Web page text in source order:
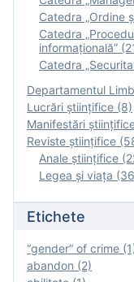
Catedra „Ordine
Catedra
informațională”
Catedra
Departamentul
Lucrări științifice (8)
Manifestări
Reviste ştiinţifice
Anale ştiinţifice
Legea şi viaţa
Etichete
“gender” of crime
abandon (2)